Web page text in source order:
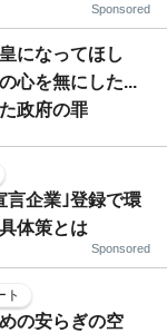
Sponsored
になってほし
心を無にした...
政府の罪
言企業｣登録で環
体策とは
Sponsored
ト
の安らぎの空